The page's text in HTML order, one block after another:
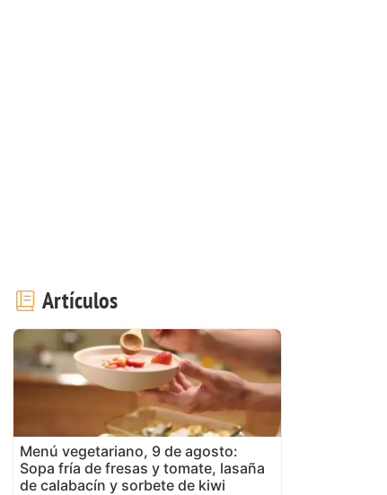
Artículos
Menú vegetariano, 9 de agosto:
Sopa fría de fresas y tomate, lasaña
de calabacín y sorbete de kiwi